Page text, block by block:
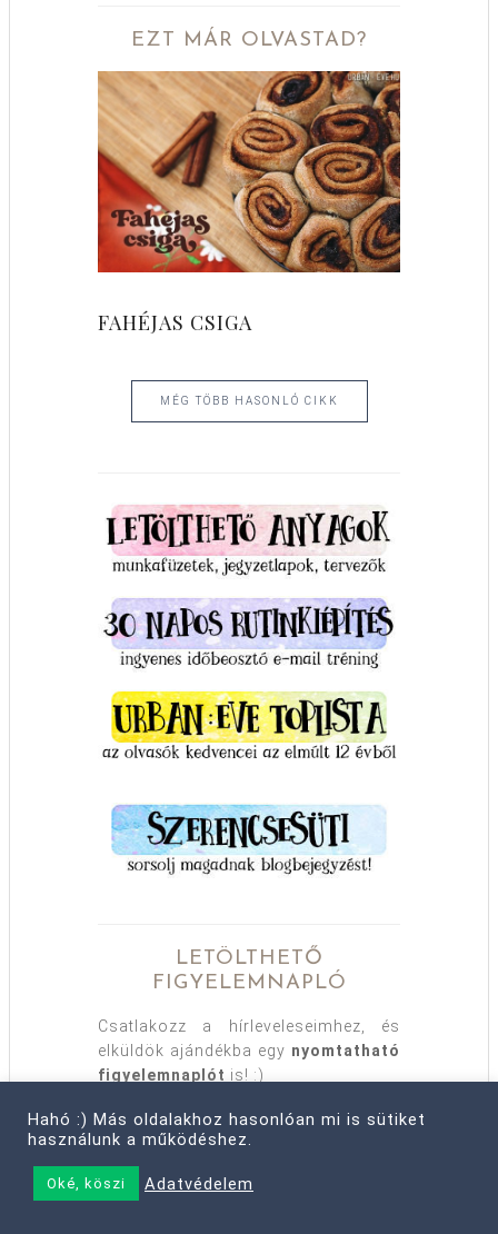
EZT MÁR OLVASTAD?
FAHÉJAS CSIGA
MÉG TÖBB HASONLÓ CIKK
LETÖLTHETŐ
FIGYELEMNAPLÓ
Csatlakozz a hírleveleseimhez, és
elküldök ajándékba egy nyomtatható
figyelemnaplót is! :)
Hahó :) Más oldalakhoz hasonlóan mi is sütiket
használunk a működéshez.
Oké, köszi Adatvédelem